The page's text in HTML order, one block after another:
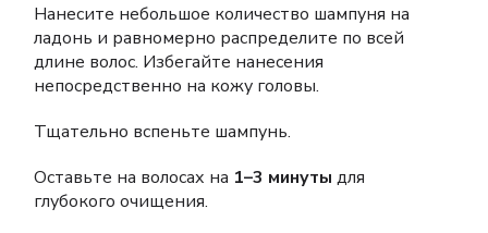
Нанесите небольшое количество шампуня на
ладонь и равномерно распределите по всей
длине волос. Избегайте нанесения
непосредственно на кожу головы.
Тщательно вспеньте шампунь.
Оставьте на волосах на 1–3 минуты для
глубокого очищения.